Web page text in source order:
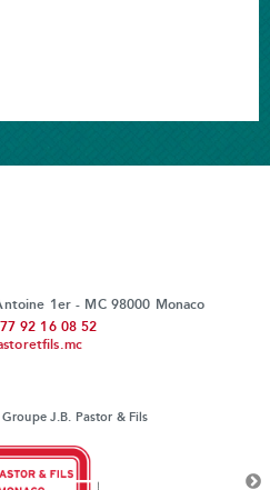
1er - MC 98000 Monaco
92 16 08 52
J.B. Pastor & Fils